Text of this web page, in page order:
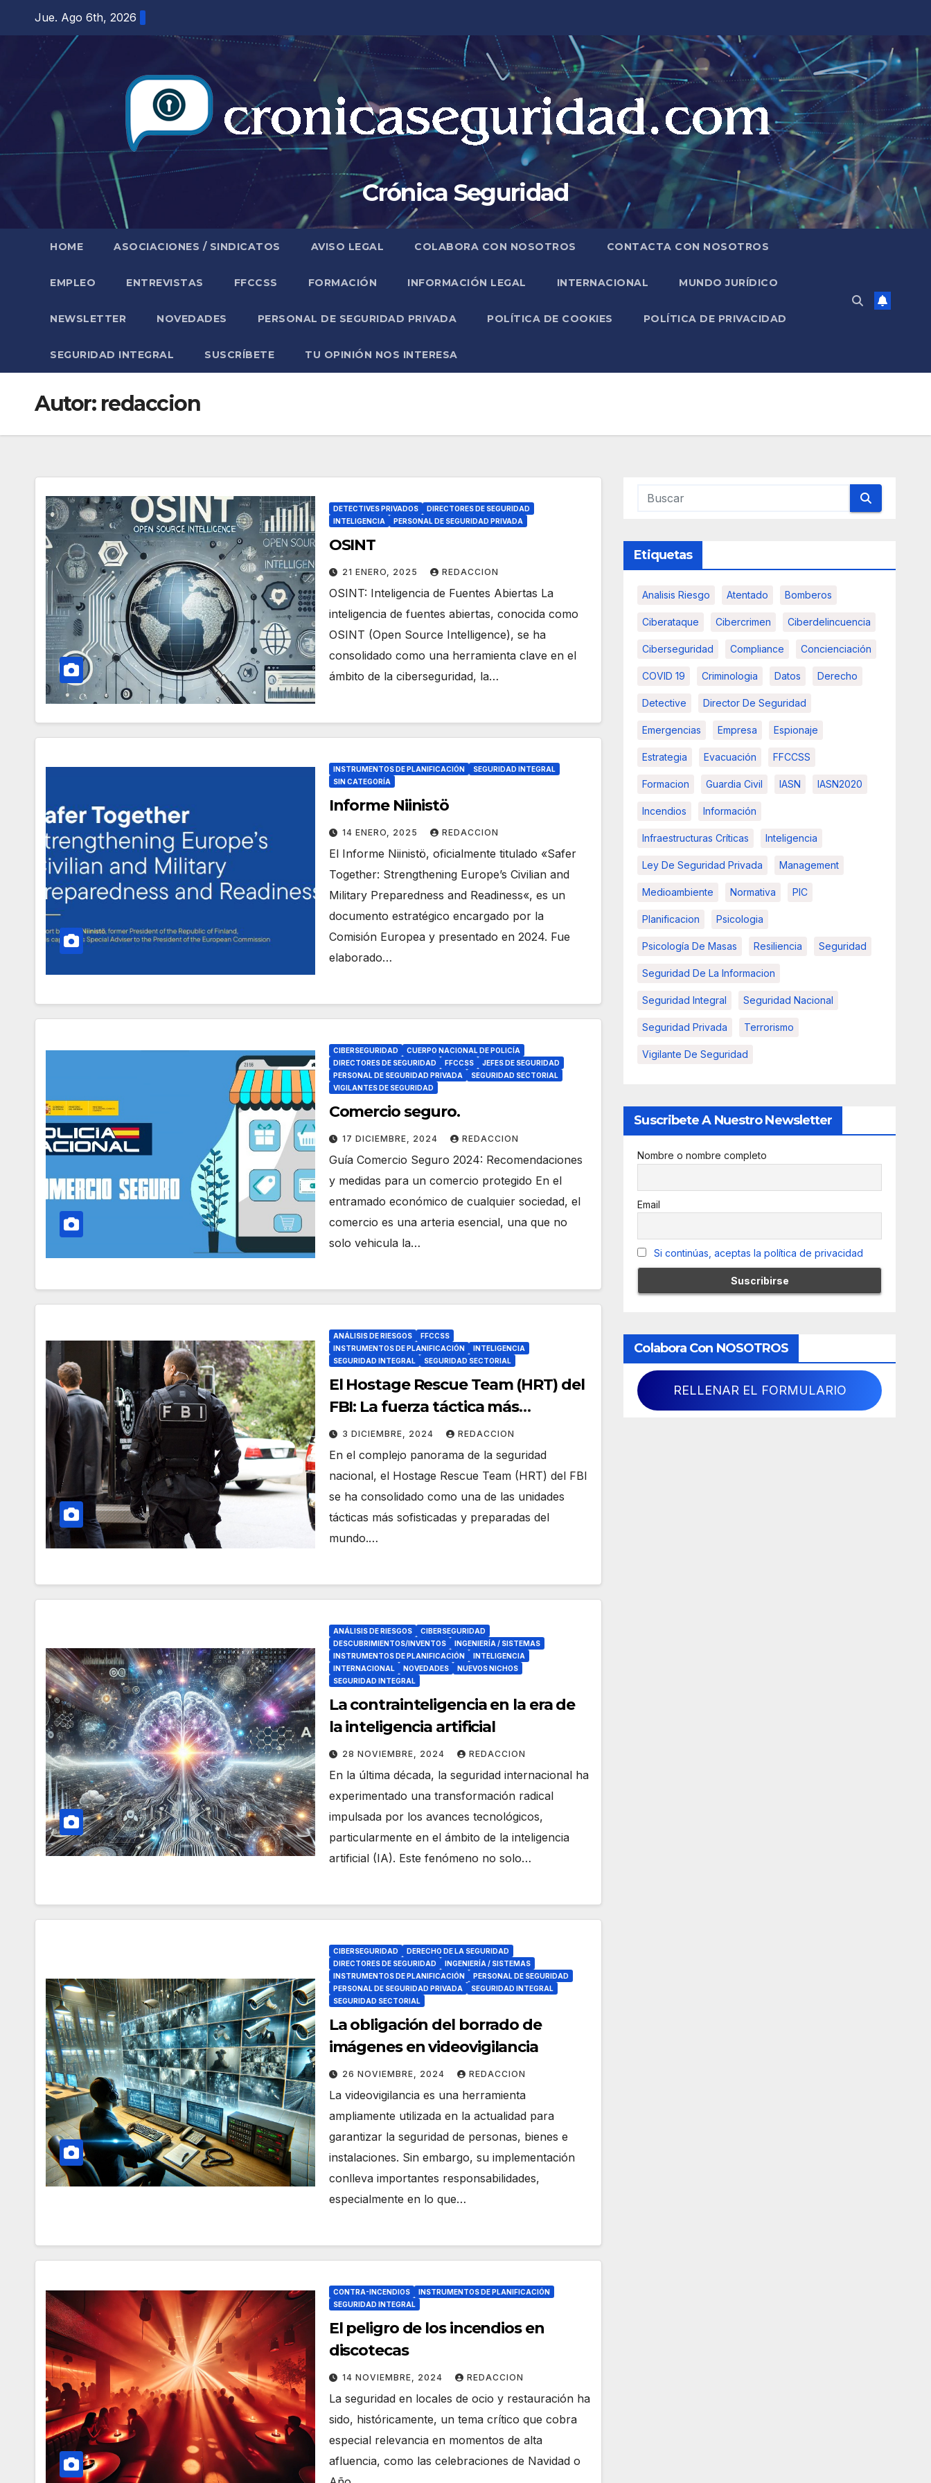
contenido
Jue. Ago 6th, 2026
Crónica Seguridad
HOME ASOCIACIONES / SINDICATOS AVISO LEGAL COLABORA CON NOSOTROS CONTACTA CON NOSOTROS
EMPLEO ENTREVISTAS FFCCSS FORMACIÓN INFORMACIÓN LEGAL INTERNACIONAL MUNDO JURÍDICO
NEWSLETTER NOVEDADES PERSONAL DE SEGURIDAD PRIVADA POLÍTICA DE COOKIES POLÍTICA DE PRIVACIDAD
SEGURIDAD INTEGRAL SUSCRÍBETE TU OPINIÓN NOS INTERESA
Autor: redaccion
DETECTIVES PRIVADOS
DIRECTORES DE SEGURIDAD
INTELIGENCIA
PERSONAL DE SEGURIDAD PRIVADA
OSINT
21 ENERO, 2025 REDACCION
OSINT: Inteligencia de Fuentes Abiertas La
inteligencia de fuentes abiertas, conocida como
OSINT (Open Source Intelligence), se ha
consolidado como una herramienta clave en el
ámbito de la ciberseguridad, la…
INSTRUMENTOS DE PLANIFICACIÓN
SEGURIDAD INTEGRAL
SIN CATEGORÍA
Informe Niinistö
14 ENERO, 2025 REDACCION
El Informe Niinistö, oficialmente titulado «Safer
Together: Strengthening Europe’s Civilian and
Military Preparedness and Readiness«, es un
documento estratégico encargado por la
Comisión Europea y presentado en 2024. Fue
elaborado…
CIBERSEGURIDAD
CUERPO NACIONAL DE POLICÍA
DIRECTORES DE SEGURIDAD
FFCCSS
JEFES DE SEGURIDAD
PERSONAL DE SEGURIDAD PRIVADA
SEGURIDAD SECTORIAL
VIGILANTES DE SEGURIDAD
Comercio seguro.
17 DICIEMBRE, 2024 REDACCION
Guía Comercio Seguro 2024: Recomendaciones
y medidas para un comercio protegido En el
entramado económico de cualquier sociedad, el
comercio es una arteria esencial, una que no
solo vehicula la…
ANÁLISIS DE RIESGOS
FFCCSS
INSTRUMENTOS DE PLANIFICACIÓN
INTELIGENCIA
SEGURIDAD INTEGRAL
SEGURIDAD SECTORIAL
El Hostage Rescue Team (HRT) del
FBI: La fuerza táctica más
avanzada de los Estados Unidos
3 DICIEMBRE, 2024 REDACCION
En el complejo panorama de la seguridad
nacional, el Hostage Rescue Team (HRT) del FBI
se ha consolidado como una de las unidades
tácticas más sofisticadas y preparadas del
mundo.…
ANÁLISIS DE RIESGOS
CIBERSEGURIDAD
DESCUBRIMIENTOS/INVENTOS
INGENIERÍA / SISTEMAS
INSTRUMENTOS DE PLANIFICACIÓN
INTELIGENCIA
INTERNACIONAL
NOVEDADES
NUEVOS NICHOS
SEGURIDAD INTEGRAL
La contrainteligencia en la era de
la inteligencia artificial
28 NOVIEMBRE, 2024 REDACCION
En la última década, la seguridad internacional ha
experimentado una transformación radical
impulsada por los avances tecnológicos,
particularmente en el ámbito de la inteligencia
artificial (IA). Este fenómeno no solo…
CIBERSEGURIDAD
DERECHO DE LA SEGURIDAD
DIRECTORES DE SEGURIDAD
INGENIERÍA / SISTEMAS
INSTRUMENTOS DE PLANIFICACIÓN
PERSONAL DE SEGURIDAD
PERSONAL DE SEGURIDAD PRIVADA
SEGURIDAD INTEGRAL
SEGURIDAD SECTORIAL
La obligación del borrado de
imágenes en videovigilancia
26 NOVIEMBRE, 2024 REDACCION
La videovigilancia es una herramienta
ampliamente utilizada en la actualidad para
garantizar la seguridad de personas, bienes e
instalaciones. Sin embargo, su implementación
conlleva importantes responsabilidades,
especialmente en lo que…
CONTRA-INCENDIOS
INSTRUMENTOS DE PLANIFICACIÓN
SEGURIDAD INTEGRAL
El peligro de los incendios en
discotecas
14 NOVIEMBRE, 2024 REDACCION
La seguridad en locales de ocio y restauración ha
sido, históricamente, un tema crítico que cobra
especial relevancia en momentos de alta
afluencia, como las celebraciones de Navidad o
Etiquetas
Analisis Riesgo Atentado Bomberos
Ciberataque Cibercrimen Ciberdelincuencia
Ciberseguridad Compliance Concienciación
COVID 19 Criminologia Datos Derecho
Detective Director De Seguridad
Emergencias Empresa Espionaje
Estrategia Evacuación FFCCSS
Formacion Guardia Civil IASN IASN2020
Incendios Información
Infraestructuras Críticas Inteligencia
Ley De Seguridad Privada Management
Medioambiente Normativa PIC
Planificacion Psicologia
Psicología De Masas Resiliencia Seguridad
Seguridad De La Informacion
Seguridad Integral Seguridad Nacional
Seguridad Privada Terrorismo
Vigilante De Seguridad
Suscribete A Nuestro Newsletter
Nombre o nombre completo
Email
Si continúas, aceptas la política de privacidad
Colabora Con NOSOTROS
RELLENAR EL FORMULARIO